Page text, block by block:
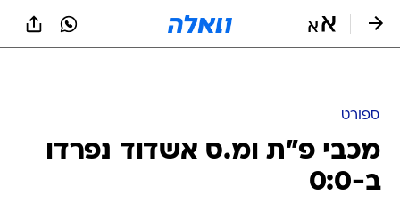
ספורט
מכבי פ"ת ומ.ס אשדוד נפרדו
ב-0:0